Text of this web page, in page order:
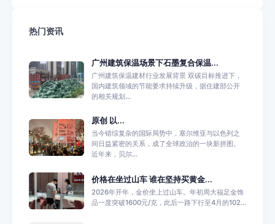
热门资讯
广州建筑保温场景下石墨复合保温...
广州建筑保温建材行业发展背景 双碳目标推进下，
国内建筑领域的节能要求持续升级，据住建部公开
的相关规划...
原创 以...
当今错综复杂的国际局势中，塞尔维亚与以色列之
间日益紧密的关系，成了全球政治的一块新拼图。
近年来，贝尔...
价格在坐过山车 谁在坚持买黄金...
2026年开年，金价坐上过山车。年初周大福足金饰
品一度突破1600元/克，此后一路下行至4月的102...